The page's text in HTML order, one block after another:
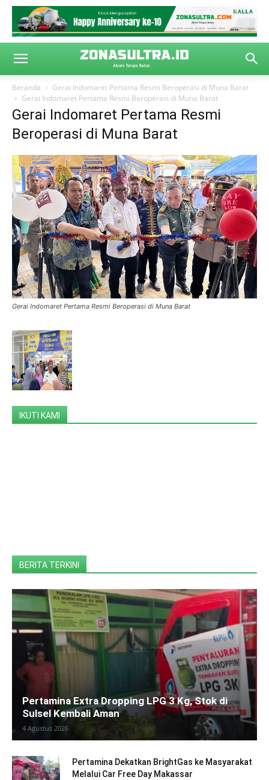
Beranda
Gerai Indomaret Pertama Resmi Beroperasi di Muna Barat
Gerai Indomaret Pertama Resmi Beroperasi di Muna Barat
Gerai Indomaret Pertama Resmi
Beroperasi di Muna Barat
Gerai Indomaret Pertama Resmi Beroperasi di Muna Barat
IKUTI KAMI
BERITA TERKINI
Pertamina Extra Dropping LPG 3 Kg, Stok di
Sulsel Kembali Aman
4 Agustus 2026
Pertamina Dekatkan BrightGas ke Masyarakat
Melalui Car Free Day Makassar